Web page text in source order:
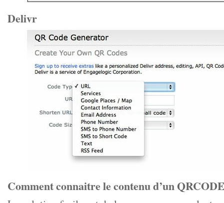
Delivr
Comment connaitre le contenu d’un